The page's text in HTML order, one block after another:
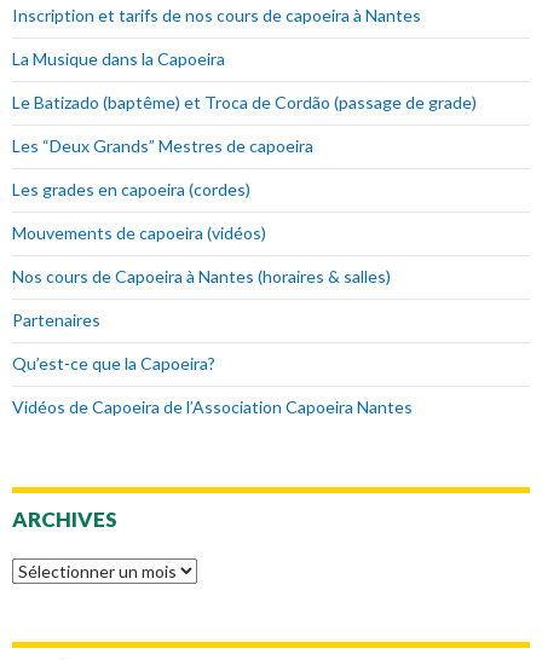
Inscription et tarifs de nos cours de capoeira à Nantes
La Musique dans la Capoeira
Le Batizado (baptême) et Troca de Cordão (passage de grade)
Les “Deux Grands” Mestres de capoeira
Les grades en capoeira (cordes)
Mouvements de capoeira (vidéos)
Nos cours de Capoeira à Nantes (horaires & salles)
Partenaires
Qu’est-ce que la Capoeira?
Vidéos de Capoeira de l’Association Capoeira Nantes
ARCHIVES
Archives